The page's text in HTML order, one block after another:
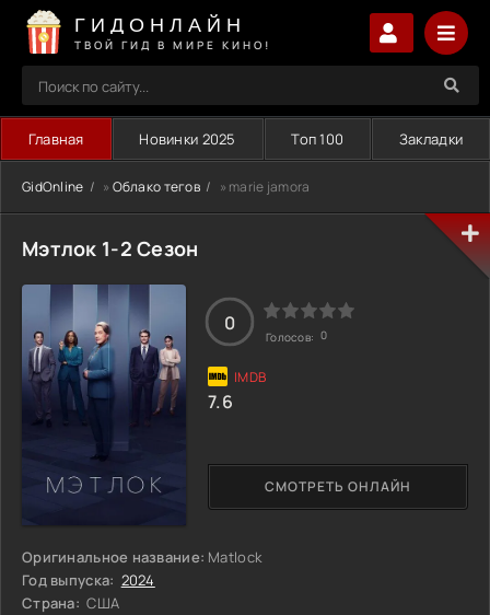
ГИДОНЛАЙН
ТВОЙ ГИД В МИРЕ КИНО!
Главная Новинки 2025 Топ 100 Закладки
GidOnline » Облако тегов » marie jamora
Мэтлок 1-2 Сезон
Оригинальное название: Matlock
Год выпуска: 2024
Страна: США
СМОТРЕТЬ ОНЛАЙН
0
Голосов: 0
7.6